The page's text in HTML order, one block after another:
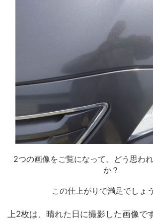
2つの画像をご覧になって。どう思わ
か？
この仕上がりで満足でしょ
上2枚は、晴れた日に撮影した画像で